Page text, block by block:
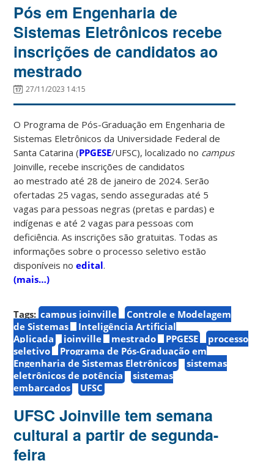
Pós em Engenharia de
Sistemas Eletrônicos recebe
inscrições de candidatos ao
mestrado
27/11/2023 14:15
O Programa de Pós-Graduação em Engenharia de
Sistemas Eletrônicos da Universidade Federal de
Santa Catarina (PPGESE/UFSC), localizado no campus
Joinville, recebe inscrições de candidatos
ao mestrado até 28 de janeiro de 2024. Serão
ofertadas 25 vagas, sendo asseguradas até 5
vagas para pessoas negras (pretas e pardas) e
indígenas e até 2 vagas para pessoas com
deficiência. As inscrições são gratuitas. Todas as
informações sobre o processo seletivo estão
disponíveis noedital.
(mais…)
Tags: campus joinville
Controle e Modelagem
de Sistemas
Inteligência Artificial
Aplicada
joinville mestrado PPGESE
processo
seletivo
Programa de Pós-Graduação em
Engenharia de Sistemas Eletrônicos
sistemas
eletrônicos de potência
sistemas
embarcados
UFSC
UFSC Joinville tem semana
cultural a partir de segunda-
feira